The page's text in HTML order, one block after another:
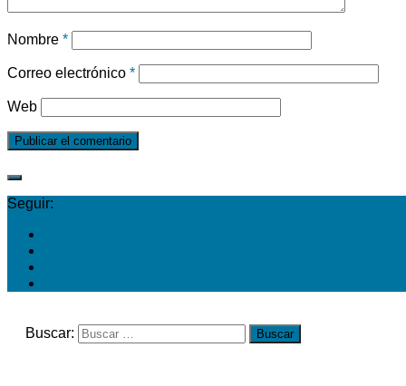
Nombre *
Correo electrónico *
Web
Seguir:
Buscar: